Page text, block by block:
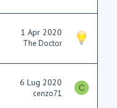
1 Apr 2020
The Doctor
6 Lug 2020
cenzo71
C